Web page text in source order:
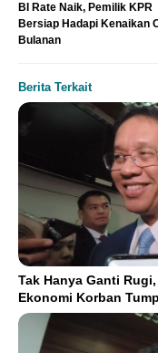
BI Rate Naik, Pemilik KPR
Bersiap Hadapi Kenaikan
Bulanan
Berita Terkait
Tak Hanya Ganti
Ekonomi Korban